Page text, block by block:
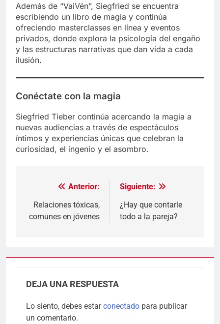
Además de “VaiVén”, Siegfried se encuentra
escribiendo un libro de magia y continúa
ofreciendo masterclasses en línea y eventos
privados, donde explora la psicología del engaño
y las estructuras narrativas que dan vida a cada
ilusión.
Conéctate con la magia
Siegfried Tieber continúa acercando la magia a
nuevas audiencias a través de espectáculos
íntimos y experiencias únicas que celebran la
curiosidad, el ingenio y el asombro.
Navegación
de
Anterior:
Relaciones tóxicas,
comunes en jóvenes
Siguiente:
¿Hay que contarle
todo a la pareja?
DEJA UNA RESPUESTA
Lo siento, debes estarconectado para publicar
un comentario.